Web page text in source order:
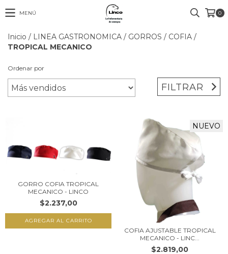
MENÚ 0
Inicio / LINEA GASTRONOMICA / GORROS / COFIA /
TROPICAL MECANICO
Ordenar por
FILTRAR
GORRO COFIA TROPICAL
MECANICO - LINCO
$2.237,00
AGREGAR AL CARRITO
NUEVO
COFIA AJUSTABLE TROPICAL
MECANICO - LINC...
$2.819,00